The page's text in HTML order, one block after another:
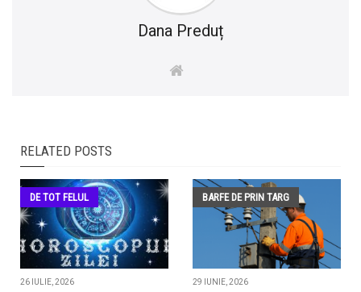
Dana Preduț
RELATED POSTS
DE TOT FELUL
26 IULIE, 2026
BARFE DE PRIN TARG
29 IUNIE, 2026